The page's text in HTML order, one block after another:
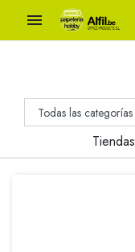

Tiendas